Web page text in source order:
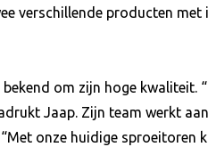
verschillende producten met
om zijn hoge kwaliteit.
Jaap. Zijn team werkt
onze huidige sproeitoren